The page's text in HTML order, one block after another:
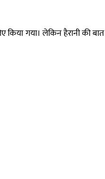
गया। लेकिन हैरानी की